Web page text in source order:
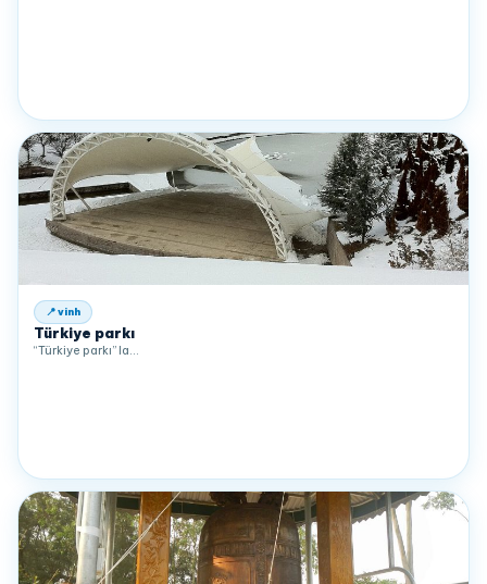
📍 vinh
Türkiye parkı
“Türkiye parkı” la…